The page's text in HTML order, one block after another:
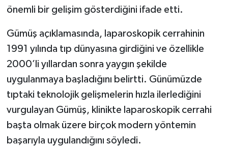
önemli bir gelişim gösterdiğini ifade etti.
Gümüş açıklamasında, laparoskopik cerrahinin
1991 yılında tıp dünyasına girdiğini ve özellikle
2000’li yıllardan sonra yaygın şekilde
uygulanmaya başladığını belirtti. Günümüzde
tıptaki teknolojik gelişmelerin hızla ilerlediğini
vurgulayan Gümüş, klinikte laparoskopik cerrahi
başta olmak üzere birçok modern yöntemin
başarıyla uygulandığını söyledi.